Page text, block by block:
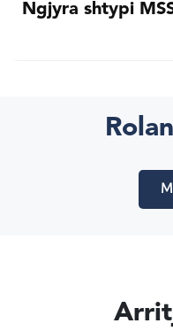
Ngjyra shtypi